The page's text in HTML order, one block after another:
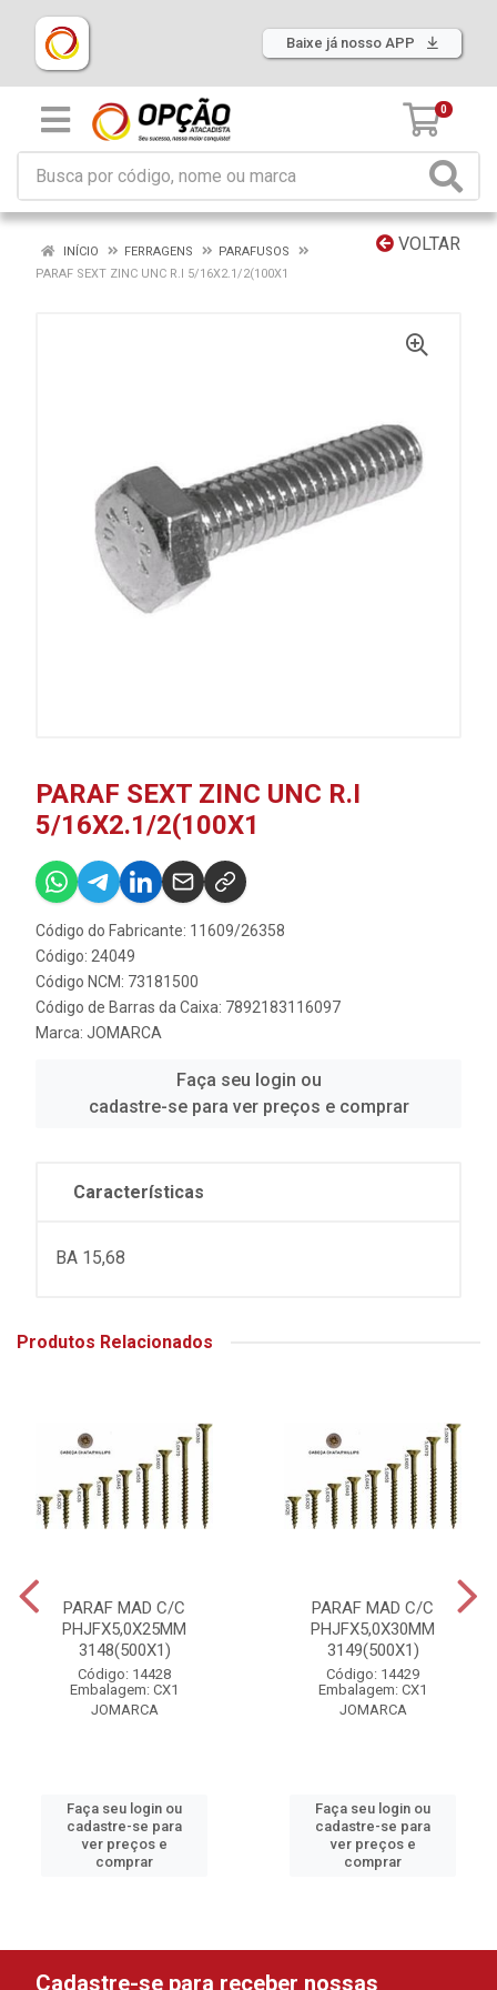
Baixe já nosso APP
0
VOLTAR
INÍCIO FERRAGENS
PARAFUSOS
PARAF SEXT ZINC UNC R.I 5/16X2.1/2(100X1
PARAF SEXT ZINC UNC R.I
5/16X2.1/2(100X1
Código do Fabricante: 11609/26358
Código: 24049
Código NCM: 73181500
Código de Barras da Caixa: 7892183116097
Marca: JOMARCA
Faça seu login ou
cadastre-se para ver preços e comprar
Características
BA 15,68
Produtos Relacionados
PARAF MAD C/C
PHJFX5,0X25MM
3148(500X1)
Código: 14428
Embalagem: CX1
JOMARCA
Faça seu login ou
cadastre-se para
ver preços e
comprar
PARAF MAD C/C
PHJFX5,0X30MM
3149(500X1)
Código: 14429
Embalagem: CX1
JOMARCA
Faça seu login ou
cadastre-se para
ver preços e
comprar
Cadastre-se para receber nossas